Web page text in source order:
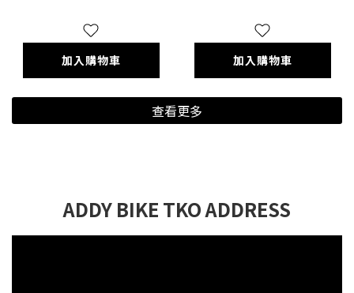
加入購物車 加入購物車
查看更多
ADDY BIKE TKO ADDRESS